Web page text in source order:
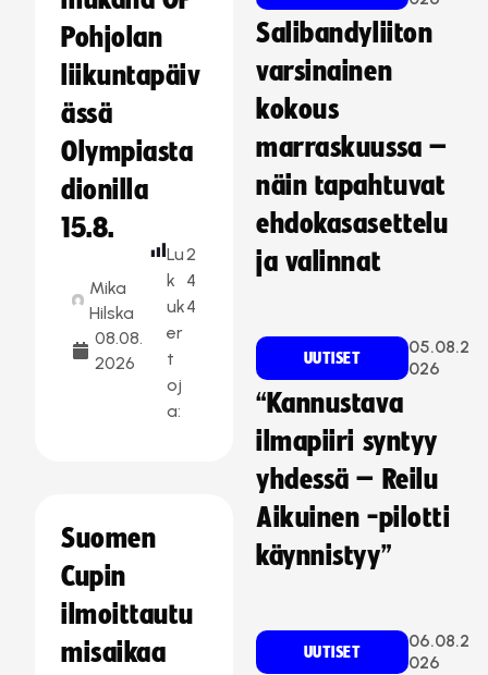
Pohjolan
liikuntapäiv
ässä
Olympiasta
dionilla
15.8.
Mika
Hilska
08.08.
2026
Lu
k
uk
er
t
oj
a:
2
4
4
Suomen
Cupin
ilmoittautu
misaikaa
Salibandyliiton
varsinainen
kokous
marraskuussa –
näin tapahtuvat
ehdokasasettelu
ja valinnat
UUTISET
05.08.2
026
“Kannustava
ilmapiiri syntyy
yhdessä – Reilu
Aikuinen -pilotti
käynnistyy”
UUTISET
06.08.2
026